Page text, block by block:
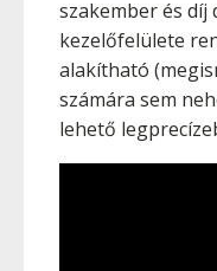
szakember és díj
kezelőfelülete
alakítható
számára sem
lehető